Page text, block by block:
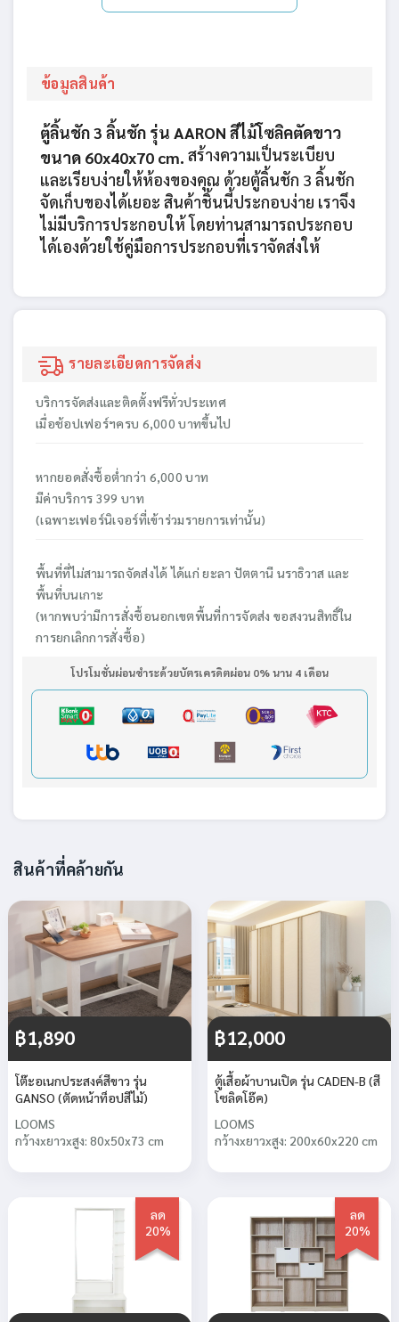
ข้อมูลสินค้า
ตู้ลิ้นชัก 3 ลิ้นชัก รุ่น AARON สีไม้โซลิคตัดขาว
ขนาด 60x40x70 cm. สร้างความเป็นระเบียบ
และเรียบง่ายให้ห้องของคุณ ด้วยตู้ลิ้นชัก 3 ลิ้นชัก
จัดเก็บของได้เยอะ สินค้าชิ้นนี้ประกอบง่าย เราจึง
ไม่มีบริการประกอบให้ โดยท่านสามารถประกอบ
ได้เองด้วยใช้คู่มือการประกอบที่เราจัดส่งให้
รายละเอียดการจัดส่ง
บริการจัดส่งและติดตั้งฟรีทั่วประเทศ
เมื่อช้อปเฟอร์ฯครบ 6,000 บาทขึ้นไป
หากยอดสั่งซื้อต่ำกว่า 6,000 บาท
มีค่าบริการ 399 บาท
(เฉพาะเฟอร์นิเจอร์ที่เข้าร่วมรายการเท่านั้น)
พื้นที่ที่ไม่สามารถจัดส่งได้ ได้แก่ ยะลา ปัตตานี นราธิวาส และ
พื้นที่บนเกาะ
(หากพบว่ามีการสั่งซื้อนอกเขตพื้นที่การจัดส่ง ขอสงวนสิทธิ์ใน
การยกเลิกการสั่งซื้อ)
โปรโมชั่นผ่อนชำระด้วยบัตรเครดิตผ่อน 0% นาน 4 เดือน
สินค้าที่คล้ายกัน
฿1,890
โต๊ะอเนกประสงค์สีขาว รุ่น
GANSO (ตัดหน้าท็อปสีไม้)
LOOMS
กว้างxยาวxสูง: 80x50x73 cm
฿12,000
ตู้เสื้อผ้าบานเปิด รุ่น CADEN-B (สี
โซลิดโอ๊ค)
LOOMS
กว้างxยาวxสูง: 200x60x220 cm
ลด
20%
ลด
20%